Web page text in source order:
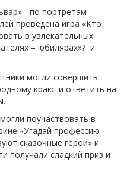
- по портретам
проведена игра «Кто
в увлекательных
– юбилярах»? и
могли совершить
краю и ответить на
поучаствовать в
«Угадай профессию
сказочные герои» и
получали сладкий приз и